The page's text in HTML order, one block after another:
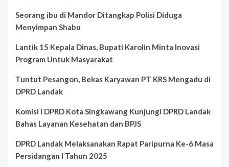
Seorang ibu di Mandor Ditangkap Polisi Diduga
Menyimpan Shabu
Lantik 15 Kepala Dinas, Bupati Karolin Minta Inovasi
Program Untuk Masyarakat
Tuntut Pesangon, Bekas Karyawan PT KRS Mengadu di
DPRD Landak
Komisi I DPRD Kota Singkawang Kunjungi DPRD Landak
Bahas Layanan Kesehatan dan BPJS
DPRD Landak Melaksanakan Rapat Paripurna Ke-6 Masa
Persidangan I Tahun 2025